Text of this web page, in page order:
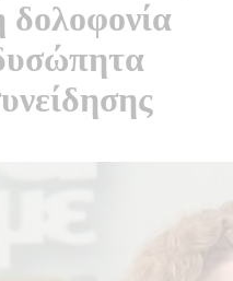
δολοφονία